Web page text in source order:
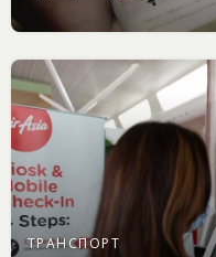
ТРАНСПОРТ